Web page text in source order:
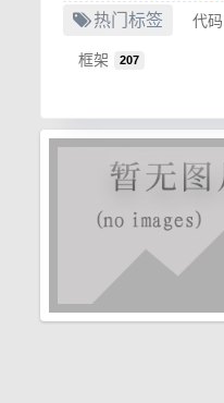
热门标签 代码
框架 207